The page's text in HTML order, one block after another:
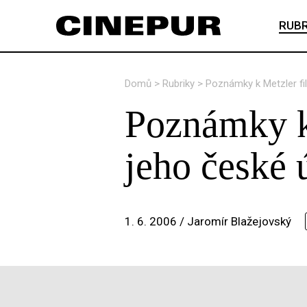
Domů > Rubriky > Poznámky k Metzler
Poznámky
jeho české
1. 6. 2006 / Jaromír Blažejovský